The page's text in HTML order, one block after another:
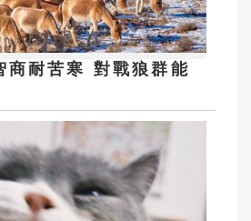
商耐苦寒 對戰狼群能